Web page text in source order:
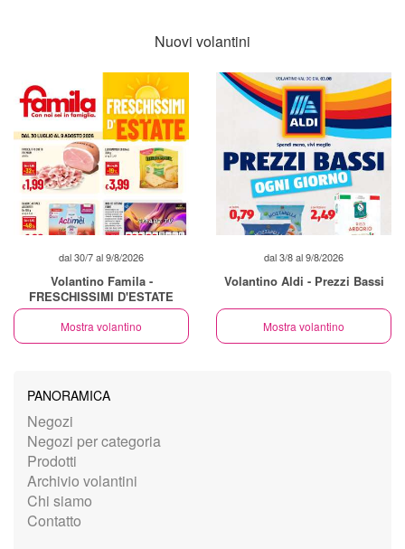
Nuovi volantini
dal 30/7 al 9/8/2026
Volantino Famila -
FRESCHISSIMI D'ESTATE
Mostra volantino
dal 3/8 al 9/8/2026
Volantino Aldi - Prezzi Bassi
Mostra volantino
PANORAMICA
Negozi
Negozi per categoria
Prodotti
Archivio volantini
Chi siamo
Contatto